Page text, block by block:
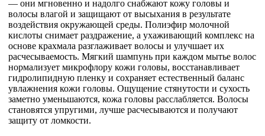
— они мгновенно и надолго снабжают кожу головы и
волосы влагой и защищают от высыхания в результате
воздействия окружающей среды. Полиэфир молочной
кислоты снимает раздражение, а ухаживающий комплекс на
основе крахмала разглаживает волосы и улучшает их
расчесываемость. Мягкий шампунь при каждом мытье волос
нормализует микрофлору кожи головы, восстанавливает
гидролипидную пленку и сохраняет естественный баланс
увлажнения кожи головы. Ощущение стянутости и сухость
заметно уменьшаются, кожа головы расслабляется. Волосы
становятся упругими, лучше расчесываются и получают
защиту от ломкости.